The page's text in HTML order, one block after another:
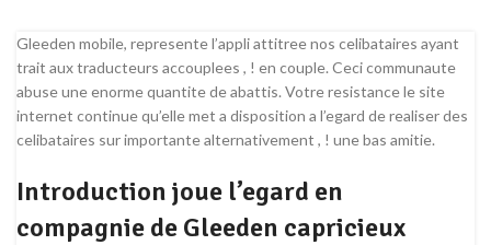
Gleeden mobile, represente l’appli attitree nos celibataires ayant
trait aux traducteurs accouplees , ! en couple. Ceci communaute
abuse une enorme quantite de abattis. Votre resistance le site
internet continue qu’elle met a disposition a l’egard de realiser des
celibataires sur importante alternativement , ! une bas amitie.
Introduction joue l’egard en
compagnie de Gleeden capricieux